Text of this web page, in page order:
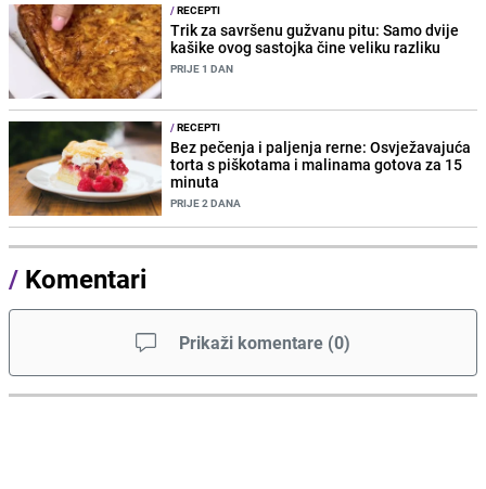
/RECEPTI
Trik za savršenu gužvanu pitu: Samo dvije
kašike ovog sastojka čine veliku razliku
PRIJE 1 DAN
/RECEPTI
Bez pečenja i paljenja rerne: Osvježavajuća
torta s piškotama i malinama gotova za 15
minuta
PRIJE 2 DANA
/ Komentari
Prikaži komentare (0)